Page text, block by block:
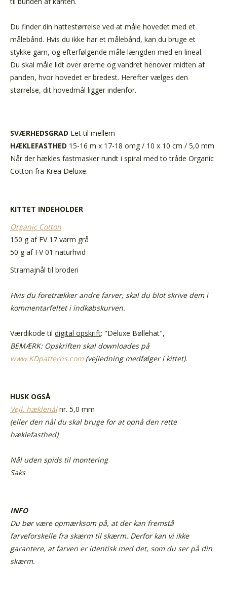
Du finder din hattestørrelse ved at måle hovedet med et
målebånd. Hvis du ikke har et målebånd, kan du bruge et
stykke garn, og efterfølgende måle længden med en lineal.
Du skal måle lidt over ørerne og vandret henover midten af
panden, hvor hovedet er bredest. Herefter vælges den
størrelse, dit hovedmål ligger indenfor.
SVÆRHEDSGRAD Let til mellem
HÆKLEFASTHED 15-16 m x 17-18 omg / 10 x 10 cm / 5,0 mm
Når der hækles fastmasker rundt i spiral med to tråde Organic
Cotton fra Krea Deluxe.
KITTET INDEHOLDER
Organic Cotton
150 g af FV 17 varm grå
50 g af FV 01 naturhvid
Stramajnål til broderi
Hvis du foretrækker andre farver, skal du blot skrive dem i
kommentarfeltet i indkøbskurven.
Værdikode til digital opskrift: "Deluxe Bøllehat",
BEMÆRK: Opskriften skal downloades på
www.KDpatterns.com (vejledning medfølger i kittet).
HUSK OGSÅ
Vejl. hæklenålnr. 5,0 mm
(eller den nål du skal bruge for at opnå den rette
hæklefasthed)
Nål uden spids til montering
Saks
INFO
Du bør være opmærksom på, at der kan fremstå
farveforskelle fra skærm til skærm. Derfor kan vi ikke
garantere, at farven er identisk med det, som du ser på din
skærm.